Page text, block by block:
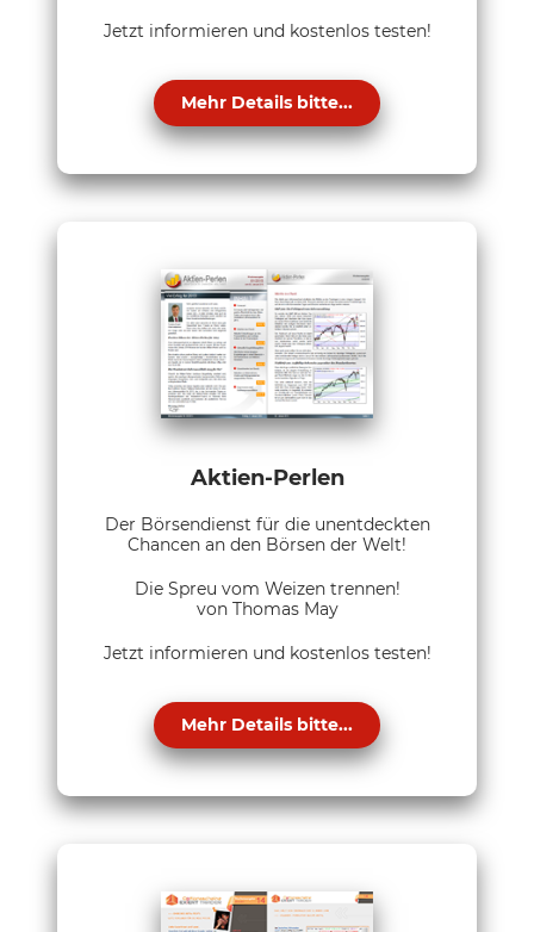
Jetzt informieren und kostenlos testen!
Mehr Details bitte...
Aktien-Perlen
Der Börsendienst für die unentdeckten
Chancen an den Börsen der Welt!
Die Spreu vom Weizen trennen!
von Thomas May
Jetzt informieren und kostenlos testen!
Mehr Details bitte...